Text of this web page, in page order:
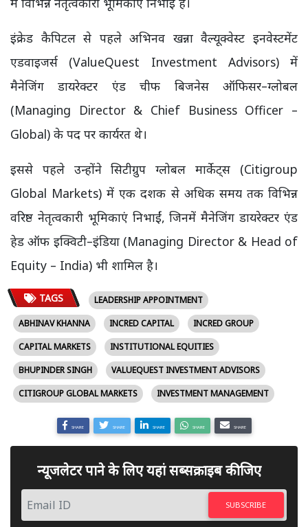
इंक्रेड कैपिटल से पहले अभिनव खन्ना वैल्यूक्वेस्ट इनवेस्टमेंट
एडवाइजर्स (ValueQuest Investment Advisors) में
मैनेजिंग डायरेक्टर एंड चीफ बिजनेस ऑफिसर–ग्लोबल
(Managing Director & Chief Business Officer –
Global) के पद पर कार्यरत थे।
इससे पहले उन्होंने सिटीग्रुप ग्लोबल मार्केट्स (Citigroup
Global Markets) में एक दशक से अधिक समय तक विभिन्न
वरिष्ठ नेतृत्वकारी भूमिकाएं निभाईं, जिनमें मैनेजिंग डायरेक्टर एंड
हेड ऑफ इक्विटी–इंडिया (Managing Director & Head of
Equity – India) भी शामिल है।
TAGS
LEADERSHIP APPOINTMENT
ABHINAV KHANNA
INCRED CAPITAL
INCRED GROUP
CAPITAL MARKETS
INSTITUTIONAL EQUITIES
BHUPINDER SINGH
VALUEQUEST INVESTMENT ADVISORS
CITIGROUP GLOBAL MARKETS
INVESTMENT MANAGEMENT
SHARE SHARE SHARE SHARE SHARE
न्यूजलेटर पाने के लिए यहां सब्सक्राइब कीजिए
SUBSCRIBE